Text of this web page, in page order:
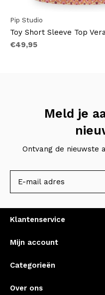
Pip Studio
Toy Short Sleeve Top
€49,95
Meld je
Ontvang de nieuwste
Klantenservice
Mijn account
Categorieën
Over ons